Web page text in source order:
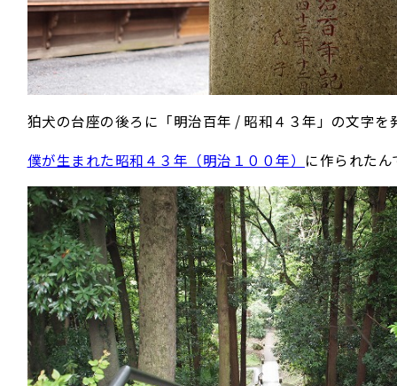
狛犬の台座の後ろに「明治百年 / 昭和４３年」の文字を
僕が生まれた昭和４３年（明治１００年） に作られた